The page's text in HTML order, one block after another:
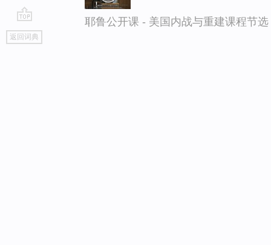
go
top
返回词典
耶鲁公开课 - 美国内战与重建课程节选